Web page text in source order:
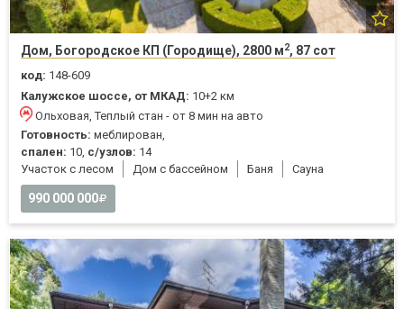
Дом, Богородское КП (Городище), 2800 м2, 87 сот
код: 148-609
Калужское шоссе, от МКАД: 10+2 км
Ольховая, Теплый стан - от 8 мин на авто
Готовность: меблирован,
спален: 10, с/узлов: 14
Участок с лесом
Дом с бассейном Баня Cауна
990 000 000